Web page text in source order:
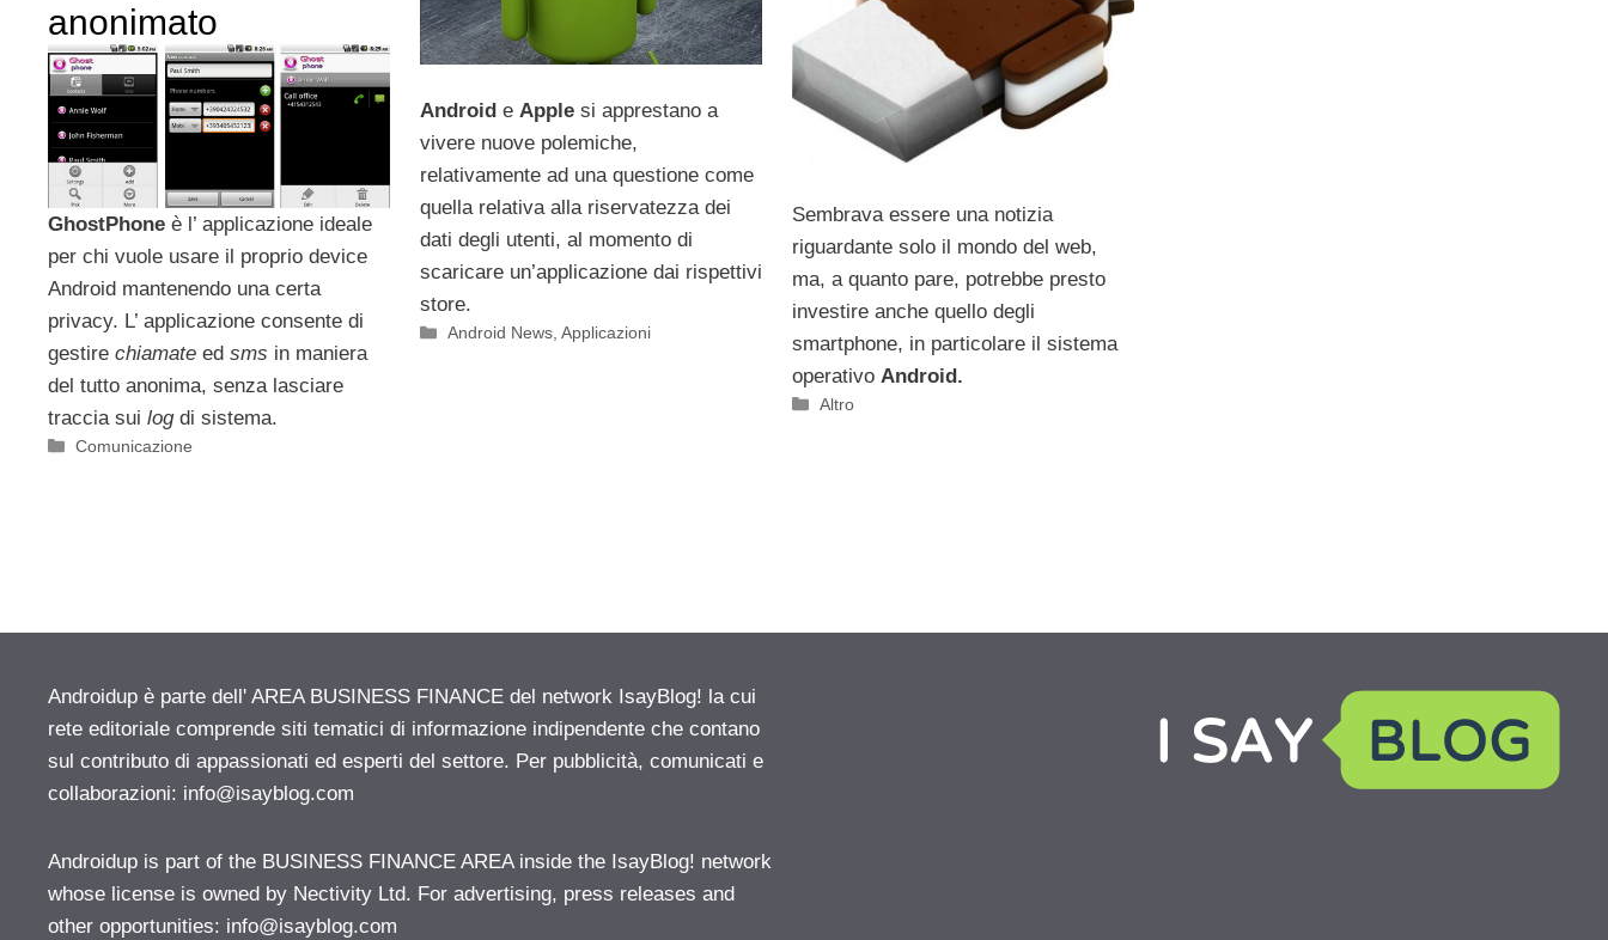
Sembrava essere una notizia
riguardante solo il mondo del web,
ma, a quanto pare, potrebbe presto
investire anche quello degli
smartphone, in particolare il sistema
operativo Android.
Categorie
Altro
anonimato
GhostPhone è l’ applicazione ideale
per chi vuole usare il proprio device
Android mantenendo una certa
privacy. L’ applicazione consente di
gestire chiamate ed sms in maniera
del tutto anonima, senza lasciare
traccia sui logdi sistema.
Categorie
Comunicazione
Android e Applesi apprestano a
vivere nuove polemiche,
relativamente ad una questione come
quella relativa alla riservatezza dei
dati degli utenti, al momento di
scaricare un’applicazione dai rispettivi
store.
Categorie
Android News,Applicazioni
Androidup è parte dell' AREA BUSINESS FINANCE del network IsayBlog! la cui
rete editoriale comprende siti tematici di informazione indipendente che contano
sul contributo di appassionati ed esperti del settore. Per pubblicità, comunicati e
collaborazioni: info@isayblog.com
Androidup is part of the BUSINESS FINANCE AREA inside the IsayBlog! network
whose license is owned by Nectivity Ltd. For advertising, press releases and
other opportunities: info@isayblog.com